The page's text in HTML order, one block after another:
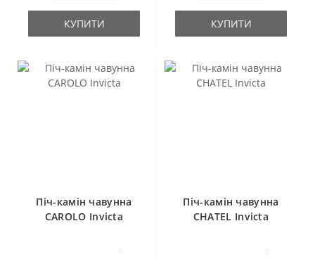
КУПИТИ КУПИТИ
Піч-камін чавунна
CAROLO Invicta
Піч-камін чавунна
CHATEL Invicta